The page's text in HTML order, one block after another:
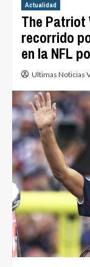
Actualidad
The Patriot
recorrido
en la NFL
Ultimas Noticias